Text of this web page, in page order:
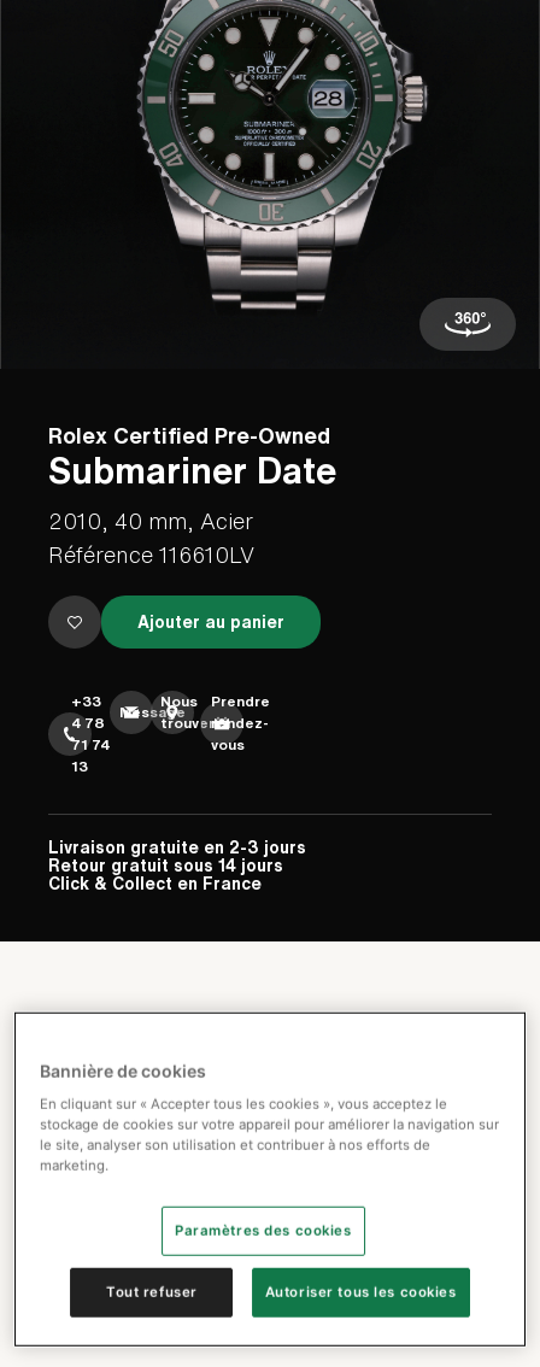
Rolex Certified Pre-Owned
Submariner Date
2010, 40 mm, Acier
Référence 116610LV
Ajouter au panier
+33
4 78
71 74
13
Message
Nous
trouver
Prendre
rendez-
vous
Livraison gratuite en 2-3 jours
Retour gratuit sous 14 jours
Click & Collect en France
Bannière de cookies
En cliquant sur « Accepter tous les cookies », vous acceptez le
stockage de cookies sur votre appareil pour améliorer la navigation sur
le site, analyser son utilisation et contribuer à nos efforts de
marketing.
Paramètres des cookies
Tout refuser Autoriser tous les cookies